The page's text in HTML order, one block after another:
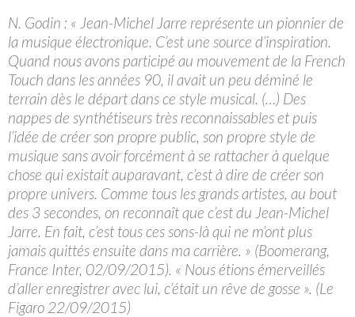
N. Godin : « Jean-Michel Jarre représente un pionnier de
la musique électronique. C’est une source d’inspiration.
Quand nous avons participé au mouvement de la French
Touch dans les années 90, il avait un peu déminé le
terrain dès le départ dans ce style musical. (…) Des
nappes de synthétiseurs très reconnaissables et puis
l’idée de créer son propre public, son propre style de
musique sans avoir forcément à se rattacher à quelque
chose qui existait auparavant, c’est à dire de créer son
propre univers. Comme tous les grands artistes, au bout
des 3 secondes, on reconnaît que c’est du Jean-Michel
Jarre. En fait, c’est tous ces sons-là qui ne m’ont plus
jamais quittés ensuite dans ma carrière. » (Boomerang,
France Inter, 02/09/2015). « Nous étions émerveillés
d’aller enregistrer avec lui, c’était un rêve de gosse ». (Le
Figaro 22/09/2015)